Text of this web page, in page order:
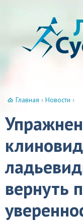
Главная › Новости ›
вернуть